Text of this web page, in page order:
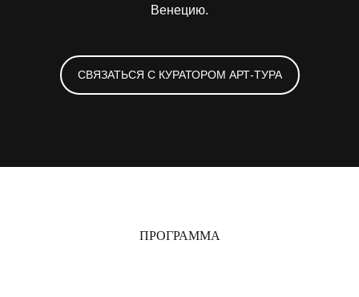
Венецию.
СВЯЗАТЬСЯ С КУРАТОРОМ АРТ-ТУРА
ПРОГРАММА